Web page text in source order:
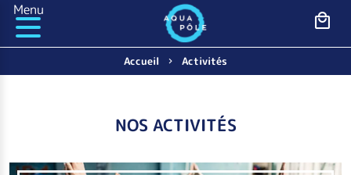
Panneau de gestion des cookies
Menu
Accueil Activités
NOS ACTIVITÉS